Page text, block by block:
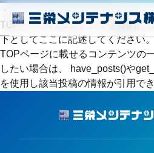
・
TOPページのコンテンツを静的に
下としてここに記述してください
TOPページに載せるコンテンツの
したい場合は、 have_posts()や
を使用し該当投稿の情報が引用で